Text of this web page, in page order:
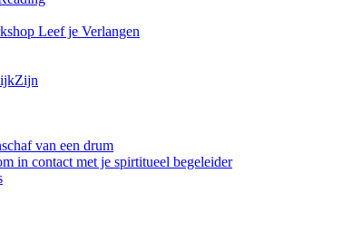
Leef je Verlangen
van een drum
in contact met je spirtitueel begeleider